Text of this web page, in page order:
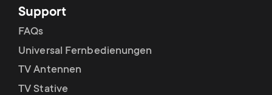
s
m
e
r
t
Support
FAQs
Universal Fernbedienungen
TV Antennen
TV Stative